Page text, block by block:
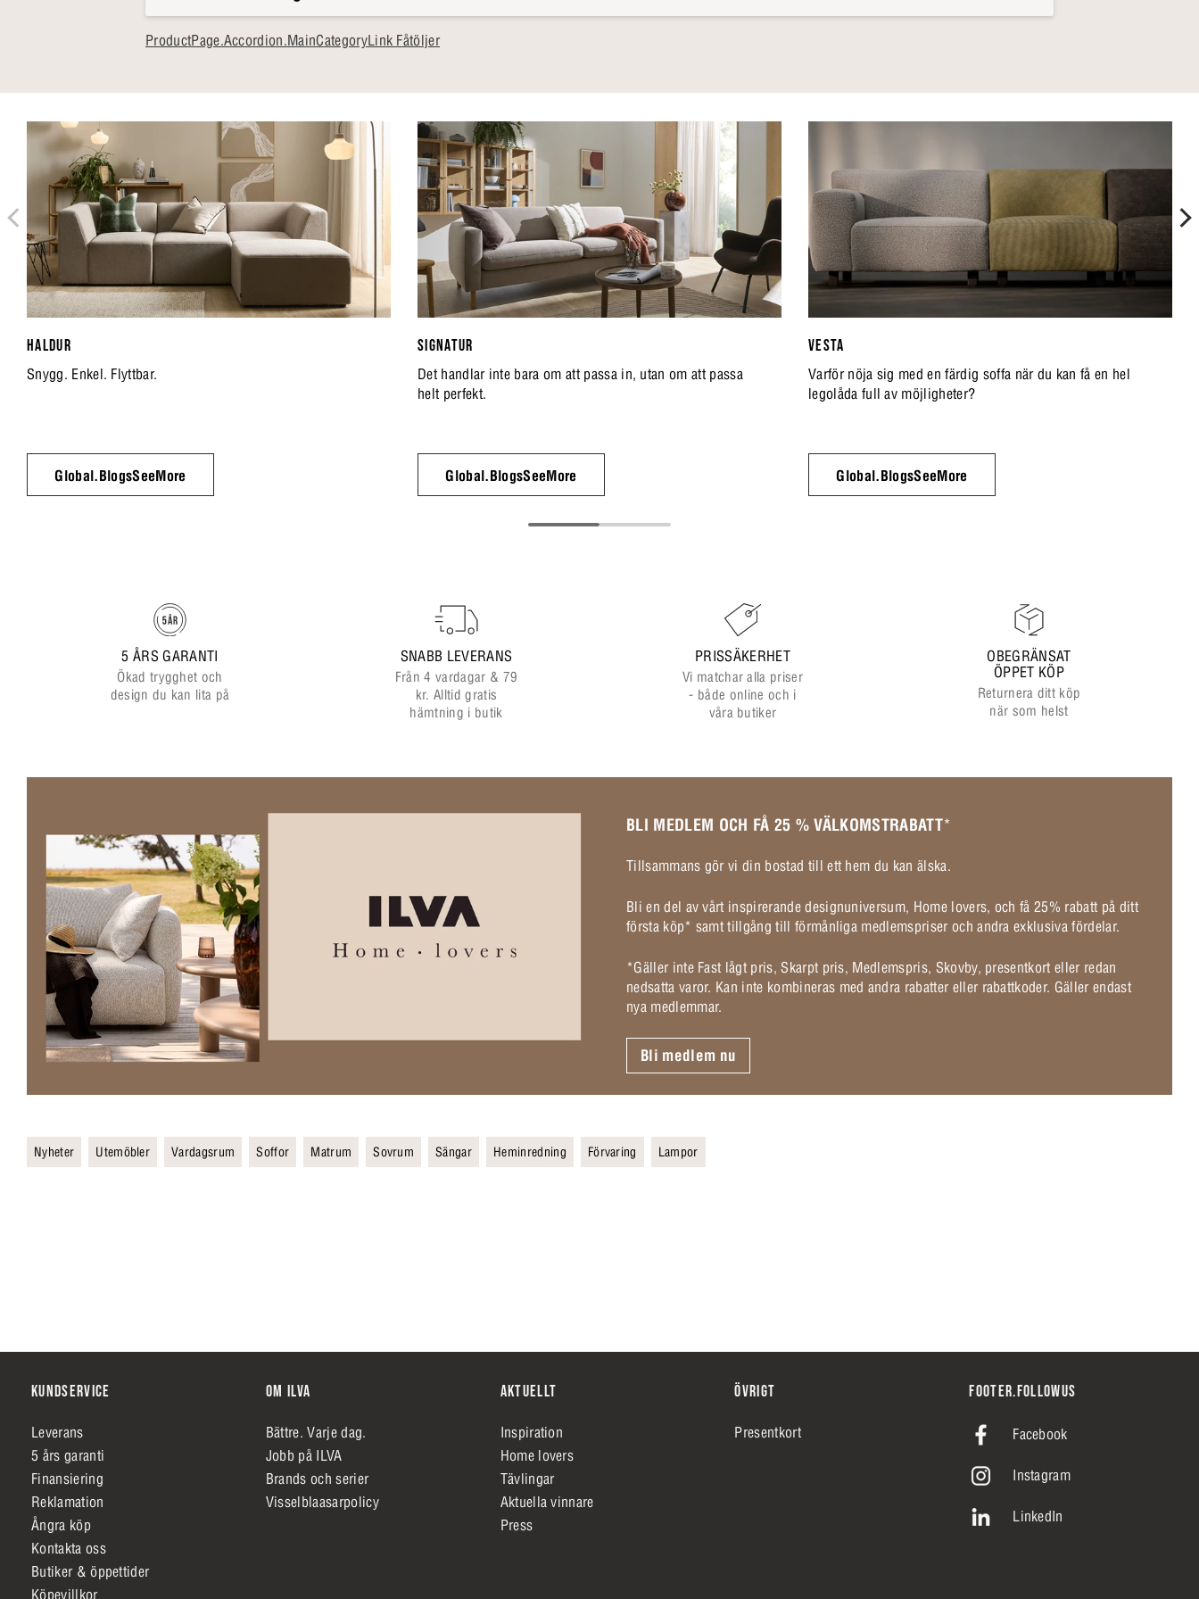
ProductPage.Accordion.MainCategoryLink Fåtöljer
HALDUR
Snygg. Enkel. Flyttbar.
Global.BlogsSeeMore
SIGNATUR
Det handlar inte bara om att passa in, utan om att passa
helt perfekt.
Global.BlogsSeeMore
VESTA
Varför nöja sig med en färdig soffa när du kan få en hel
legolåda full av möjligheter?
Global.BlogsSeeMore
5 ÅRS GARANTI
Ökad trygghet och
design du kan lita på
SNABB LEVERANS
Från 4 vardagar & 79
kr. Alltid gratis
hämtning i butik
PRISSÄKERHET
Vi matchar alla priser
- både online och i
våra butiker
OBEGRÄNSAT
ÖPPET KÖP
Returnera ditt köp
när som helst
BLI MEDLEM OCH FÅ 25 % VÄLKOMSTRABATT*
Tillsammans gör vi din bostad till ett hem du kan älska.
Bli en del av vårt inspirerande designuniversum, Home lovers, och få 25% rabatt på ditt
första köp* samt tillgång till förmånliga medlemspriser och andra exklusiva fördelar.
*Gäller inte Fast lågt pris, Skarpt pris, Medlemspris, Skovby, presentkort eller redan
nedsatta varor. Kan inte kombineras med andra rabatter eller rabattkoder. Gäller endast
nya medlemmar.
Bli medlem nu
Nyheter Utemöbler Vardagsrum Soffor Matrum Sovrum Sängar Heminredning Förvaring Lampor
KUNDSERVICE
Leverans
5 års garanti
Finansiering
Reklamation
Ångra köp
Kontakta oss
Butiker & öppettider
Köpevillkor
OM ILVA
Bättre. Varje dag.
Jobb på ILVA
Brands och serier
Visselblaasarpolicy
AKTUELLT
Inspiration
Home lovers
Tävlingar
Aktuella vinnare
Press
ÖVRIGT
Presentkort
FOOTER.FOLLOWUS
Facebook
Instagram
LinkedIn